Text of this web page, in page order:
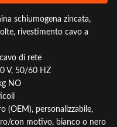
schiumogena zincata,
rivestimento cavo a
di rete
V, 50/60 HZ
NO
(OEM), personalizzabile,
con motivo, bianco o nero